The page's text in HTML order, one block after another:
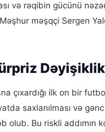
və rəqibin gücünü
məşqçi Sergen
çıxardığı ilk on bir
saxlanılması və
olub. Bu riskli addımın